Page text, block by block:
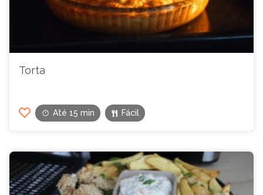
Torta
Até 15 min Fácil